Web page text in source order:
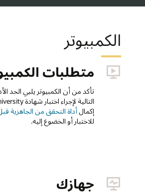
الكمبيوتر
متطلبات
تأكد من أن الكمبيوتر يلبي الحد
إكمالأداة التحقق من الجاهزية قبل
للاختبار أو الخضوع إليه.
جهازك